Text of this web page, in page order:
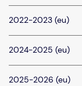
2022-2023 (eu)
2024-2025 (eu)
2025-2026 (eu)